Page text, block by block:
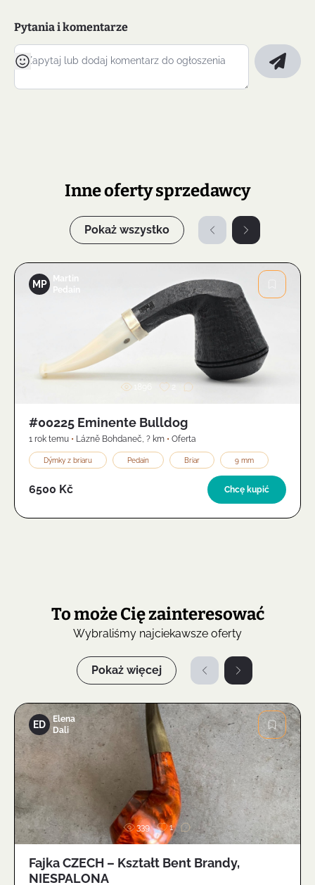
Pytania i komentarze
Inne oferty sprzedawcy
Pokaż wszystko
MP
Martin
Pedain
#00225 Eminente Bulldog
1 rok temu • Lázně Bohdaneč, ? km • Oferta
Dýmky z briaru Pedain Briar 9 mm
6500 Kč Chcę kupić
To może Cię zainteresować
Wybraliśmy najciekawsze oferty
Pokaż więcej
Zdjęcie
ED
Elena
Dali
339 1
Fajka CZECH – Kształt Bent Brandy,
NIESPALONA